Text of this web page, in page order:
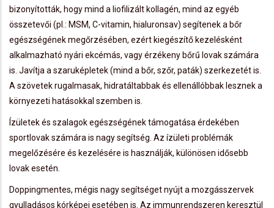
bizonyították, hogy mind a liofilizált kollagén, mind az egyéb
összetevői (pl.: MSM, C-vitamin, hialuronsav) segítenek a bőr
egészségének megőrzésében, ezért kiegészítő kezelésként
alkalmazható nyári ekcémás, vagy érzékeny bőrű lovak számára
is. Javítja a szaruképletek (mind a bőr, szőr, paták) szerkezetét is.
A szövetek rugalmasak, hidratáltabbak és ellenállóbbak lesznek a
környezeti hatásokkal szemben is.
Ízületek és szalagok egészségének támogatása érdekében
sportlovak számára is nagy segítség. Az ízületi problémák
megelőzésére és kezelésére is használják, különösen idősebb
lovak esetén.
Doppingmentes, mégis nagy segítséget nyújt a mozgásszervek
gyulladásos kórképei esetében is. Az immunrendszeren keresztül